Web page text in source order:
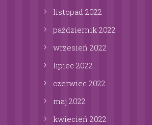
listopad 2022
październik 2022
wrzesień 2022
lipiec 2022
czerwiec 2022
maj 2022
kwiecień 2022